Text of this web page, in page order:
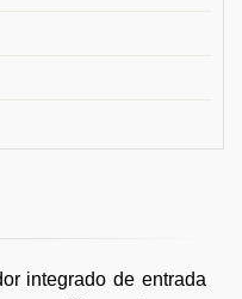
integrado de entrada